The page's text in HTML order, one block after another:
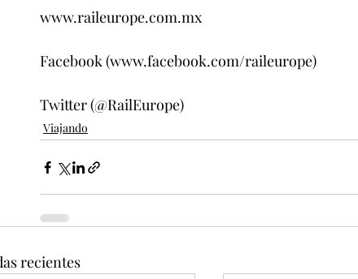
www.raileurope.com.mx
Facebook (www.facebook.com/raileurope)
Twitter (@RailEurope)
Viajando
recientes